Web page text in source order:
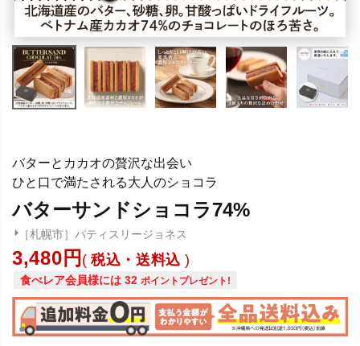
バターとカカオの贅沢な出会い
ひと口で満たされる大人のショコラ
バターサンドショコラ74%
［札幌市］パティスリージョネス
3,480 税込・送料込
食べレア会員様には 32 ポイントプレゼント!